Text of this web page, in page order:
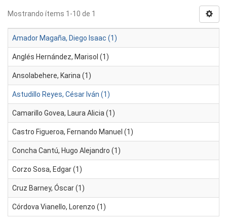
Mostrando ítems 1-10 de 1
Amador Magaña, Diego Isaac (1)
Anglés Hernández, Marisol (1)
Ansolabehere, Karina (1)
Astudillo Reyes, César Iván (1)
Camarillo Govea, Laura Alicia (1)
Castro Figueroa, Fernando Manuel (1)
Concha Cantú, Hugo Alejandro (1)
Corzo Sosa, Edgar (1)
Cruz Barney, Óscar (1)
Córdova Vianello, Lorenzo (1)